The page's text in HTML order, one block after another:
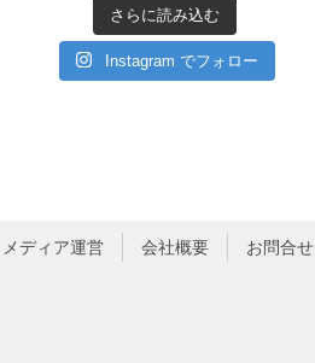
さらに読み込む
Instagram でフォロー
メディア運営 会社概要 お問合せ